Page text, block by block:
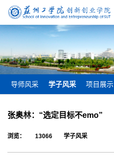
导师风采 学子风采 项目展示
张奥林：“选定目标不emo”
浏览： 13066 学子风采